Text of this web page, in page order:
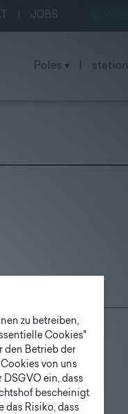
JOBS
Poles station
zu betreiben,
Cookies"
den Betrieb der
von uns
ein, dass
bescheinigt
das Risiko, dass